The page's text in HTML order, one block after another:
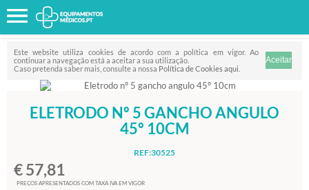
Este website utiliza cookies de acordo com a política em vigor. Ao
continuar a navegação está a aceitar a sua utilização.
Caso pretenda saber mais, consulte a nossa Política de Cookies aqui
ELETRODO Nº 5 GANCHO ANGULO
45º 10CM
REF:30525
€ 57,81
PREÇOS APRESENTADOS COM TAXA IVA EM VIGOR